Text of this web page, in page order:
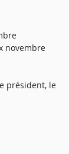
novembre
président, le